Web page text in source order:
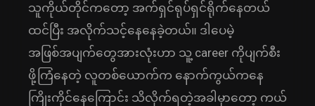
သူကိုယ်တိုင်ကတော့ အက်ရှင်ရုပ်ရှင်ရိုက်နေတယ်
ထင်ပြီး အလိုက်သင့်နေနေခဲ့တယ်။ ဒါပေမဲ့
အဖြစ်အပျက်တွေအားလုံးဟာ သူ့ career ကိုပျက်စီး
ဖို့ကြံနေတဲ့ လူတစ်ယောက်က နောက်ကွယ်ကနေ
ကြိုးကိုင်နေကြောင်း သိလိုက်ရတဲ့အခါမှာတော့ ကယ်